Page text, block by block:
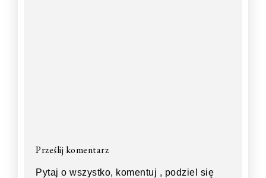
Prześlij komentarz
Pytaj o wszystko, komentuj , podziel się